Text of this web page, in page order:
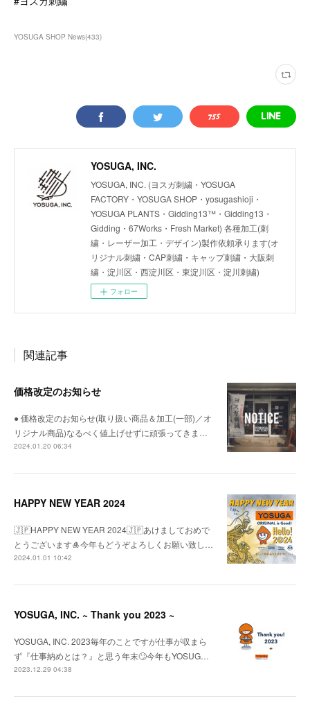
YOSUGA SHOP News(433)
YOSUGA, INC.
YOSUGA, INC. (ヨスガ刺繍・YOSUGA
FACTORY・YOSUGA SHOP・yosugashioji・
YOSUGA PLANTS・Gidding13™・Gidding13・
Gidding・67Works・Fresh Market) 各種加工(刺
繍・レーザー加工・デザイン)製作依頼承ります(オ
リジナル刺繍・CAP刺繍・キャップ刺繍・大阪刺
繍・淀川区・西淀川区・東淀川区・淀川刺繍)
フォロー
関連記事
価格改定のお知らせ
● 価格改定のお知らせ(取り扱い商品＆加工(一部)／オ
リジナル商品)なるべく値上げせずに頑張ってきま…
2024.01.20 06:34
HAPPY NEW YEAR 2024
🇯🇵HAPPY NEW YEAR 2024🇯🇵あけましておめで
とうございます🎍今年もどうぞよろしくお願い致し…
2024.01.01 10:42
YOSUGA, INC. ~ Thank you 2023 ~
YOSUGA, INC. 2023毎年のことですが仕事が収まら
ず『仕事納めとは？』と思う年末🙄今年もYOSUG…
2023.12.29 04:38